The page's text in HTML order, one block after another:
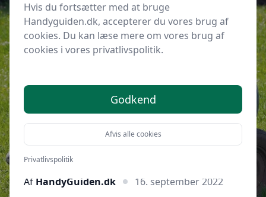
Udgivet iVærktøj og Udstyr
Køb af akkumuleringstank - 5 ting
Af HandyGuiden.dk 16. september 2022
Hvis du fortsætter med at bruge
Handyguiden.dk, accepterer du vores brug af
cookies. Du kan læse mere om vores brug af
cookies i vores privatlivspolitik.
Godkend
Afvis alle cookies
Privatlivspolitik